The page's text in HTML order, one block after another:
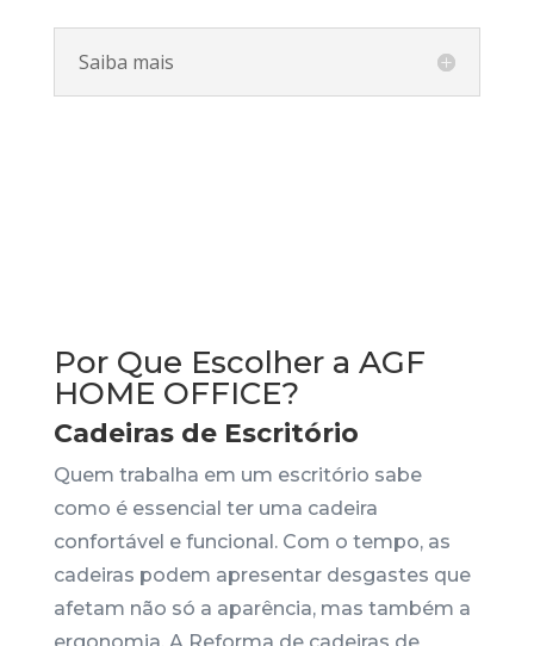
Saiba mais
Por Que Escolher a AGF
HOME OFFICE?
Cadeiras de Escritório
Quem trabalha em um escritório sabe
como é essencial ter uma cadeira
confortável e funcional. Com o tempo, as
cadeiras podem apresentar desgastes que
afetam não só a aparência, mas também a